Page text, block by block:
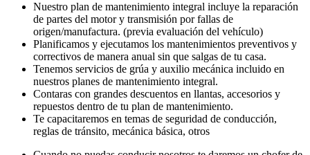
Nuestro plan de mantenimiento integral incluye la reparación
de partes del motor y transmisión por fallas de
origen/manufactura. (previa evaluación del vehículo)
Planificamos y ejecutamos los mantenimientos preventivos y
correctivos de manera anual sin que salgas de tu casa.
Tenemos servicios de grúa y auxilio mecánica incluido en
nuestros planes de mantenimiento integral.
Contaras con grandes descuentos en llantas, accesorios y
repuestos dentro de tu plan de mantenimiento.
Te capacitaremos en temas de seguridad de conducción,
reglas de tránsito, mecánica básica, otros